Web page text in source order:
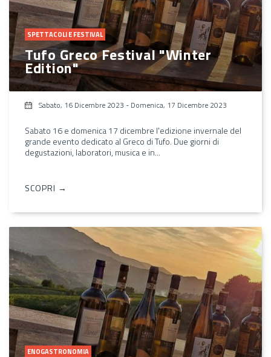
SPETTACOLI E FESTIVAL
Tufo Greco Festival "Winter
Edition"
Sabato, 16 Dicembre 2023 - Domenica, 17 Dicembre 2023
Sabato 16 e domenica 17 dicembre l'edizione invernale del
grande evento dedicato al Greco di Tufo. Due giorni di
degustazioni, laboratori, musica e in...
SCOPRI →
ENOGASTRONOMIA